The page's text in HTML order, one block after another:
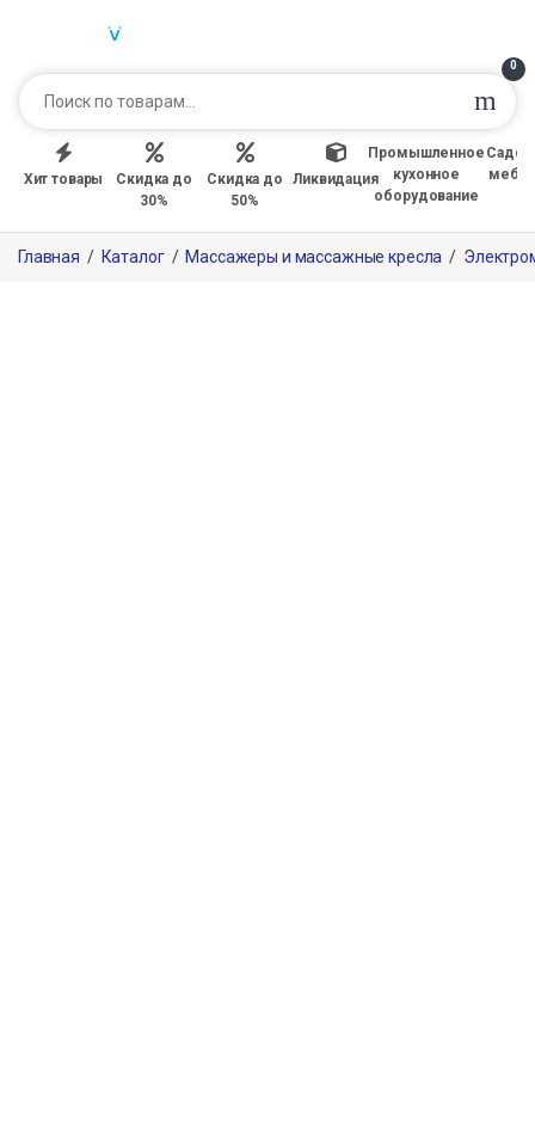
0
Хит товары
Скидка до
30%
Скидка до
50%
Ликвидация
Промышленное
кухонное
оборудование
Главная / Каталог / Массажеры и массажные кресла /